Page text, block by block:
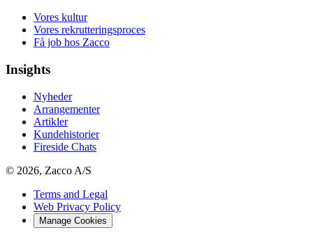
Vores kultur
Vores rekrutteringsproces
Få job hos Zacco
Insights
Nyheder
Arrangementer
Artikler
Kundehistorier
Fireside Chats
© 2026, Zacco A/S
Terms and Legal
Web Privacy Policy
Manage Cookies